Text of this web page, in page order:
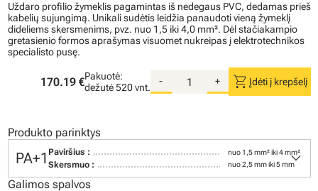
Uždaro profilio žymeklis pagamintas iš nedegaus PVC, dedamas prieš
kabelių sujungimą. Unikali sudėtis leidžia panaudoti vieną žymeklį
dideliems skersmenims, pvz. nuo 1,5 iki 4,0 mm². Dėl stačiakampio
gretasienio formos aprašymas visuomet nukreipas į elektrotechnikos
specialisto pusę.
170.19 €Pakuotė:
dežutė520 vnt.
- + shopping_cart Įdėti į krepšelį
Produkto parinktys
PA+1 Paviršius : nuo 1,5 mm² iki 4 mm²
Skersmuo : nuo 2,5 mm iki 5 mm
keyboard_arrow_down
Galimos spalvos